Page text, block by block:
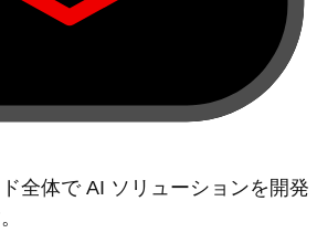
全体で AI ソリューションを開発